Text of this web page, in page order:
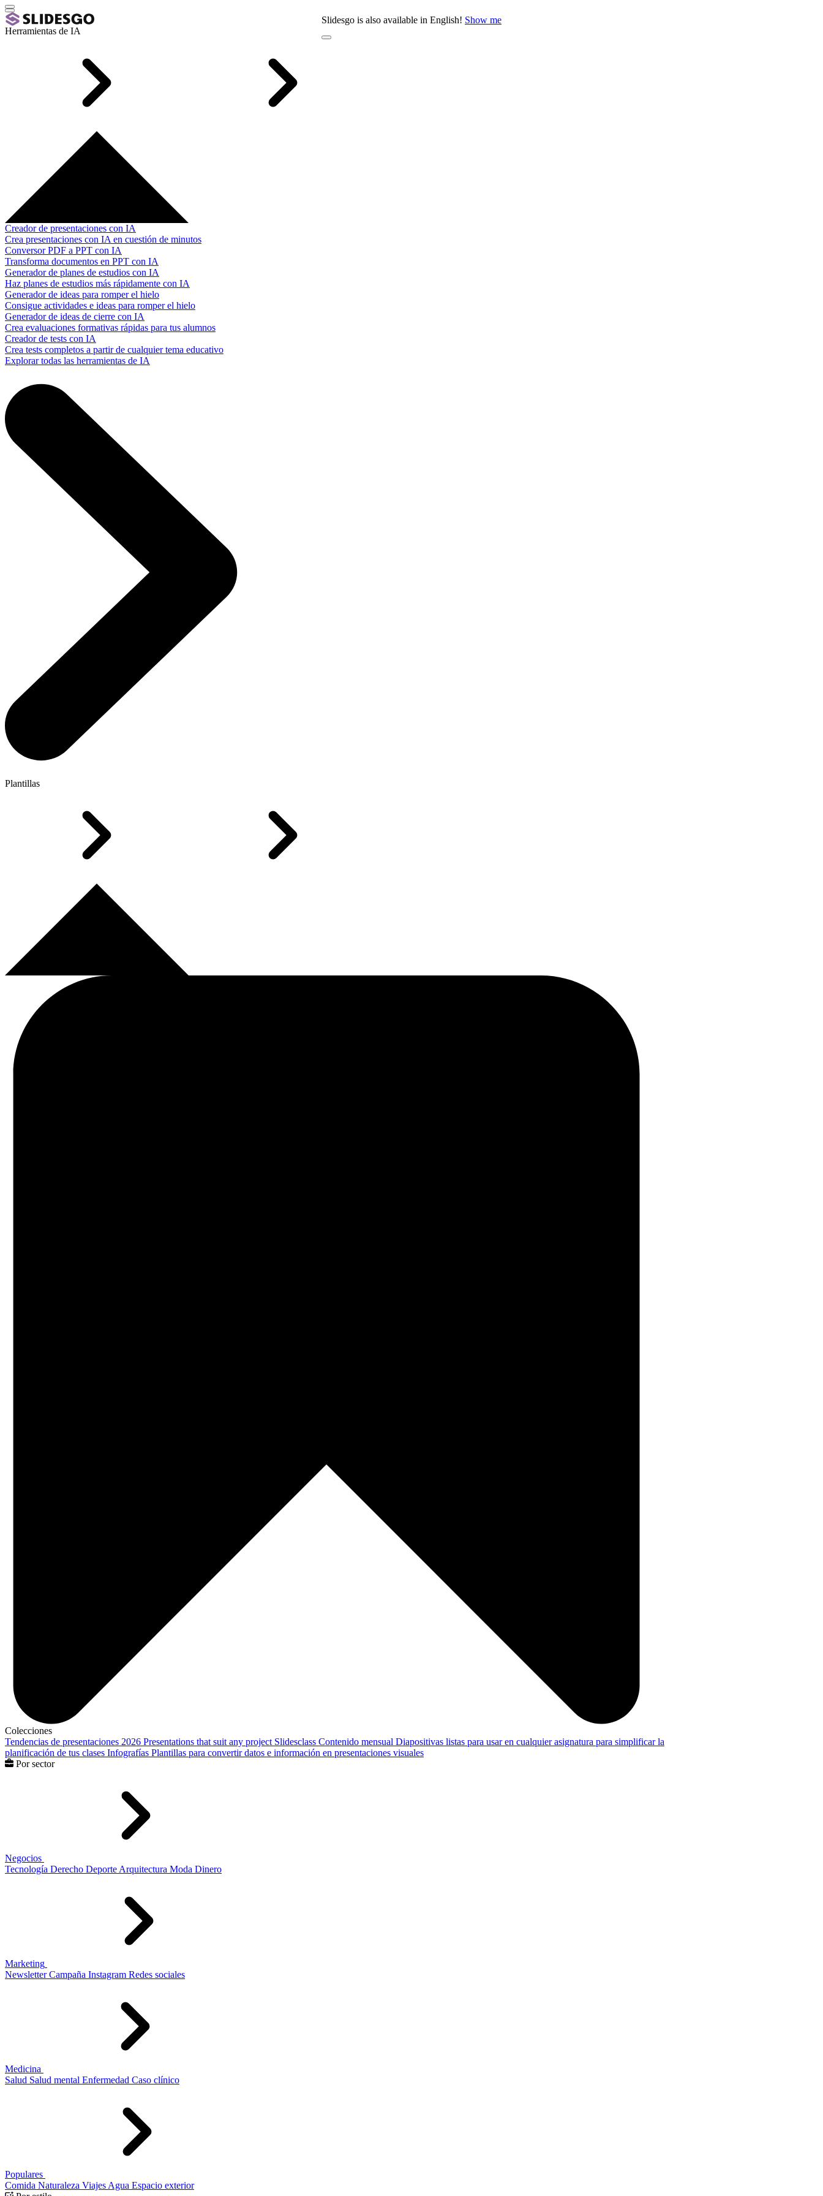
Slidesgo is also available in English! Show me
Herramientas de IA
Creador de presentaciones con IA
Crea presentaciones con IA en cuestión de minutos
Conversor PDF a PPT con IA
Transforma documentos en PPT con IA
Generador de planes de estudios con IA
Haz planes de estudios más rápidamente con IA
Generador de ideas para romper el hielo
Consigue actividades e ideas para romper el hielo
Generador de ideas de cierre con IA
Crea evaluaciones formativas rápidas para tus alumnos
Creador de tests con IA
Crea tests completos a partir de cualquier tema educativo
Explorar todas las herramientas de IA
Plantillas
Colecciones
Tendencias de presentaciones 2026 Presentations that suit any project Slidesclass Contenido mensual Diapositivas listas para usar en cualquier asignatura para simplificar la
planificación de tus clases Infografías Plantillas para convertir datos e información en presentaciones visuales
Por sector
Negocios
Tecnología Derecho Deporte Arquitectura Moda Dinero
Marketing
Newsletter Campaña Instagram Redes sociales
Medicina
Salud Salud mental Enfermedad Caso clínico
Populares
Comida Naturaleza Viajes Agua Espacio exterior